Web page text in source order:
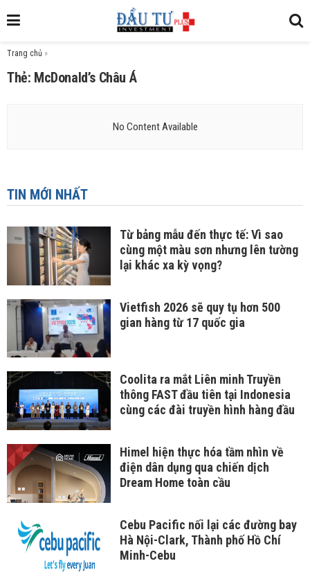
Trang chủ »
Thẻ: McDonald’s Châu Á
No Content Available
TIN MỚI NHẤT
Từ bảng mẫu đến thực tế: Vì sao
cùng một màu sơn nhưng lên tường
lại khác xa kỳ vọng?
Vietfish 2026 sẽ quy tụ hơn 500
gian hàng từ 17 quốc gia
Coolita ra mắt Liên minh Truyền
thông FAST đầu tiên tại Indonesia
cùng các đài truyền hình hàng đầu
Himel hiện thực hóa tầm nhìn về
điện dân dụng qua chiến dịch
Dream Home toàn cầu
Cebu Pacific nối lại các đường bay
Hà Nội-Clark, Thành phố Hồ Chí
Minh-Cebu